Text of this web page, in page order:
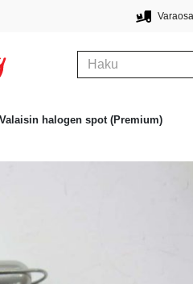
Valaisin halogen spot (Premium)